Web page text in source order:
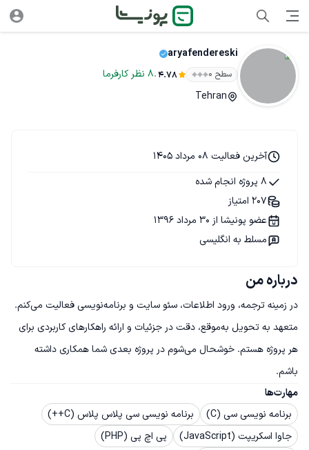
aryafendereski
سطح ۰ 4.78
.
8 نظر کارفرما
Tehran
درباره من
در زمینه ترجمه، ورود اطلاعات، سئو سایت و برنامه‌نویسی فعالیت می‌کنم.
متعهد به تحویل به‌موقع، دقت در جزئیات و ارائه راهکارهای کاربردی برای
هر پروژه هستم. خوشحال می‌شوم در پروژه بعدی شما همکاری داشته
باشم.
مهارت‌ها
برنامه نویسی سی (C)
برنامه نویسی سی پلاس پلاس (C++)
جاوا اسکریپت (JavaScript)
پی اچ پی (PHP)
آخرین فعالیت 08 مرداد 1405
8 پروژه انجام شده
207 امتیاز
عضو پونیشا از 30 مرداد 1396
مسلط به انگلیسی